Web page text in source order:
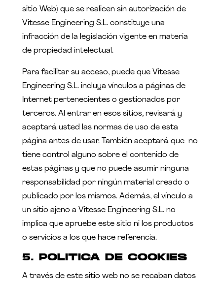
sitio Web) que se realicen sin autorización de
Vitesse Engineering S.L. constituye una
infracción de la legislación vigente en materia
de propiedad intelectual.
Para facilitar su acceso, puede que Vitesse
Engineering S.L. incluya vínculos a páginas de
Internet pertenecientes o gestionados por
terceros. Al entrar en esos sitios, revisará y
aceptará usted las normas de uso de esta
página antes de usar. También aceptará que no
tiene control alguno sobre el contenido de
estas páginas y que no puede asumir ninguna
responsabilidad por ningún material creado o
publicado por los mismos. Además, el vínculo a
un sitio ajeno a Vitesse Engineering S.L. no
implica que apruebe este sitio ni los productos
o servicios a los que hace referencia.
5. POLITICA DE COOKIES
A través de este sitio web no se recaban datos